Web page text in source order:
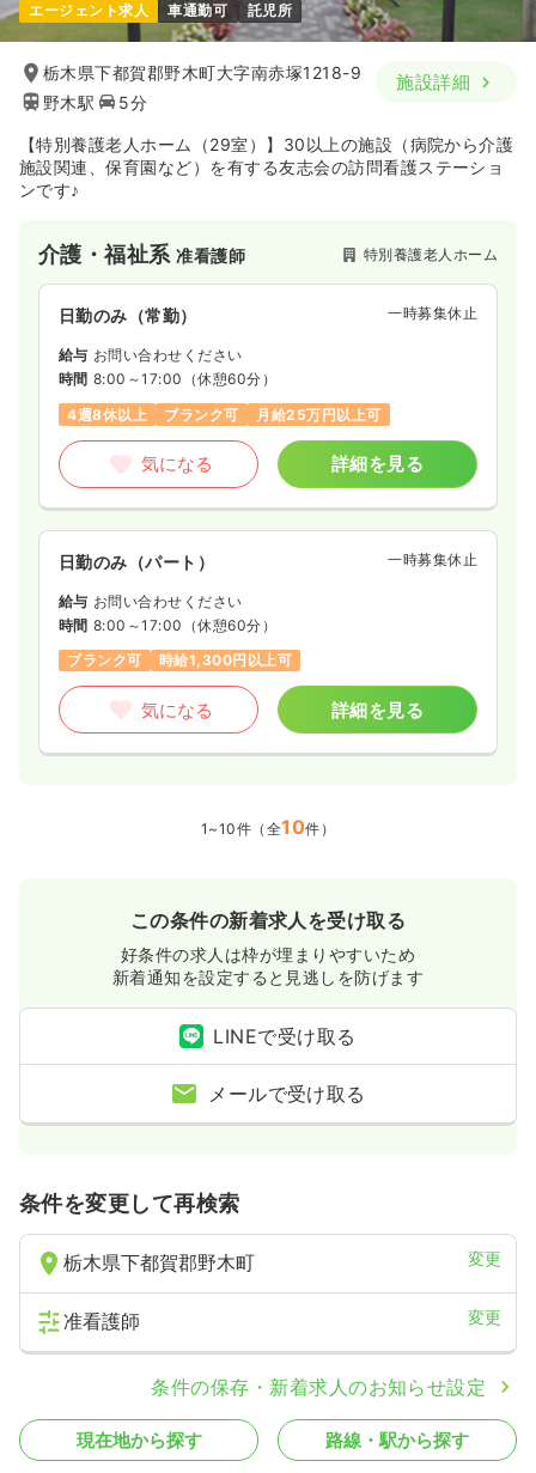
エージェント求人 車通勤可 託児所
栃木県下都賀郡野木町大字南赤塚1218-9
野木駅
5分
施設詳細
【特別養護老人ホーム（29室）】30以上の施設（病院から介護
施設関連、保育園など）を有する友志会の訪問看護ステーショ
ンです♪
介護・福祉系准看護師 特別養護老人ホーム
日勤のみ（常勤） 一時募集休止
給与 お問い合わせください
時間 8:00～17:00 （休憩60分）
4週8休以上
ブランク可 月給25万円以上可
気になる 詳細を見る
日勤のみ（パート） 一時募集休止
給与 お問い合わせください
時間 8:00～17:00 （休憩60分）
ブランク可
時給1,300円以上可
気になる 詳細を見る
1~10件（全10件）
この条件の新着求人を受け取る
好条件の求人は枠が埋まりやすいため
新着通知を設定すると見逃しを防げます
LINEで受け取る
メールで受け取る
条件を変更して再検索
栃木県下都賀郡野木町 変更
准看護師 変更
条件の保存・新着求人のお知らせ設定
現在地から探す 路線・駅から探す